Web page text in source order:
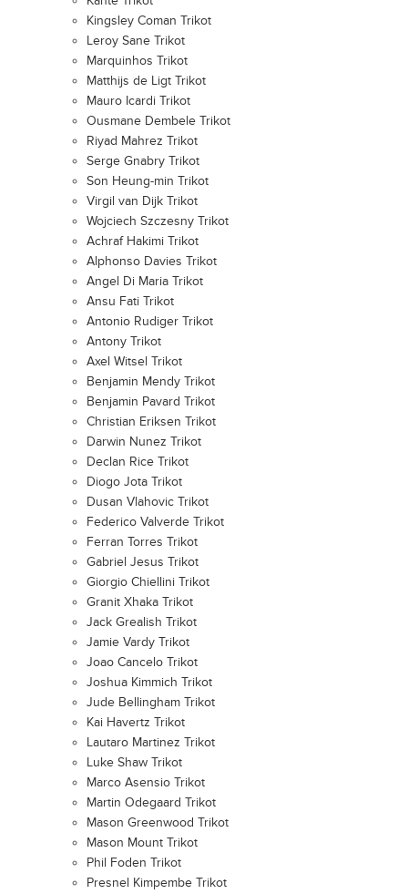
Kingsley Coman Trikot
Leroy Sane Trikot
Marquinhos Trikot
Matthijs de Ligt Trikot
Mauro Icardi Trikot
Ousmane Dembele Trikot
Riyad Mahrez Trikot
Serge Gnabry Trikot
Son Heung-min Trikot
Virgil van Dijk Trikot
Wojciech Szczesny Trikot
Achraf Hakimi Trikot
Alphonso Davies Trikot
Angel Di Maria Trikot
Ansu Fati Trikot
Antonio Rudiger Trikot
Antony Trikot
Axel Witsel Trikot
Benjamin Mendy Trikot
Benjamin Pavard Trikot
Christian Eriksen Trikot
Darwin Nunez Trikot
Declan Rice Trikot
Diogo Jota Trikot
Dusan Vlahovic Trikot
Federico Valverde Trikot
Ferran Torres Trikot
Gabriel Jesus Trikot
Giorgio Chiellini Trikot
Granit Xhaka Trikot
Jack Grealish Trikot
Jamie Vardy Trikot
Joao Cancelo Trikot
Joshua Kimmich Trikot
Jude Bellingham Trikot
Kai Havertz Trikot
Lautaro Martinez Trikot
Luke Shaw Trikot
Marco Asensio Trikot
Martin Odegaard Trikot
Mason Greenwood Trikot
Mason Mount Trikot
Phil Foden Trikot
Presnel Kimpembe Trikot